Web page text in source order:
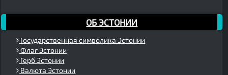
ОБ ЭСТОНИИ
Государственная символика Эстонии
Флаг Эстонии
Герб Эстонии
Валюта Эстонии